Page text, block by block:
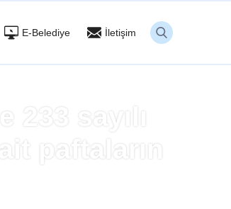
E-Belediye İletişim
sayılı
paftaların